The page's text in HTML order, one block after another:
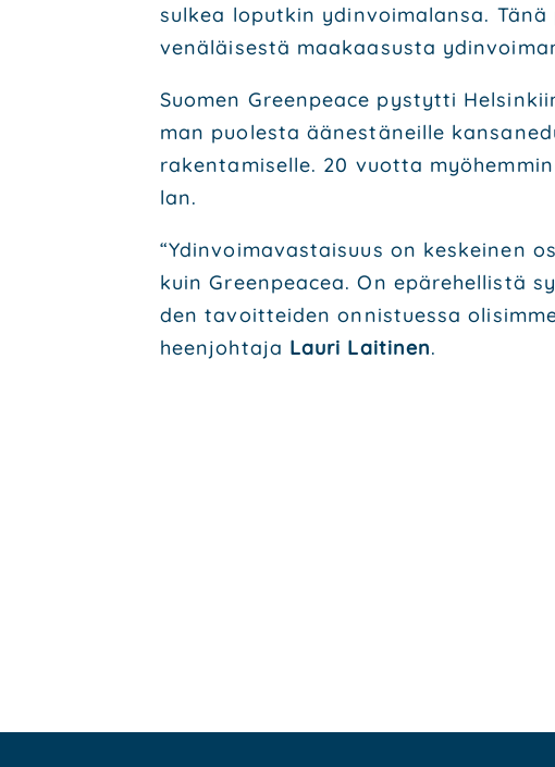
sul­kea loput­kin ydin­voi­ma­lan­sa.
venä­läi­ses­tä maa­kaa­sus­ta
Suo­men Green­peace pys­tyt­ti
man puo­les­ta äänes­tä­neil­le
raken­ta­mi­sel­le. 20 vuot­ta
lan.
“Ydin­voi­ma­vas­tai­suus on kes­kei­nen
kuin Green­peacea. On epä­re­hel­lis­tä
den tavoit­tei­den onnis­tues­sa
heen­joh­ta­ja Lau­ri Lai­ti­nen.